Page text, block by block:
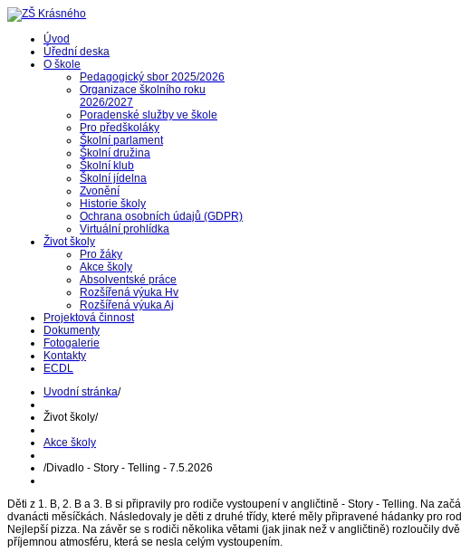
Úvod
Úřední deska
O škole
Pedagogický sbor 2025/2026
Organizace školního roku
2026/2027
Poradenské služby ve škole
Pro předškoláky
Školní parlament
Školní družina
Školní klub
Školní jídelna
Zvonění
Historie školy
Ochrana osobních údajů (GDPR)
Virtuální prohlídka
Život školy
Pro žáky
Akce školy
Absolventské práce
Rozšířená výuka Hv
Rozšířená výuka Aj
Projektová činnost
Dokumenty
Fotogalerie
Kontakty
ECDL
Uvodní stránka/
Život školy/
Akce školy
/Divadlo - Story - Telling - 7.5.2026
Děti z 1. B, 2. B a 3. B si připravily pro rodiče vystoupení v angličtině - Story - Telling. Na
dvanácti měsíčkách. Následovaly je děti z druhé třídy, které měly připravené hádanky pro
Nejlepší pizza. Na závěr se s rodiči několika větami (jak jinak než v angličtině) rozloučily
příjemnou atmosféru, která se nesla celým vystoupením.